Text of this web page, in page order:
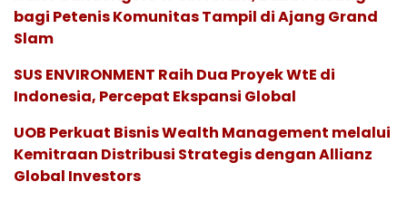
bagi Petenis Komunitas Tampil di Ajang Grand
Slam
SUS ENVIRONMENT Raih Dua Proyek WtE di
Indonesia, Percepat Ekspansi Global
UOB Perkuat Bisnis Wealth Management melalui
Kemitraan Distribusi Strategis dengan Allianz
Global Investors